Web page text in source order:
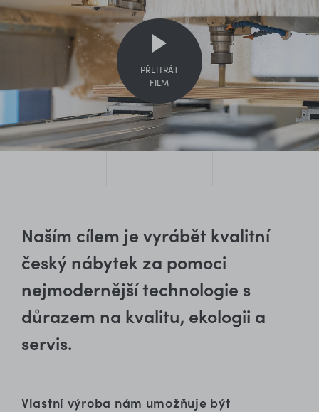
PŘEHRÁT
FILM
Naším cílem je vyrábět kvalitní
český nábytek za pomoci
nejmodernější technologie s
důrazem na kvalitu, ekologii a
servis.
Vlastní výroba nám umožňuje být